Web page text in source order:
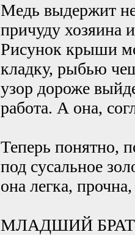
Медь выдержит
причуду хозяина
Рисунок крыши
кладку, рыбью
узор дороже
работа. А она,
Теперь понятно,
под сусальное
она легка,
МЛАДШИЙ